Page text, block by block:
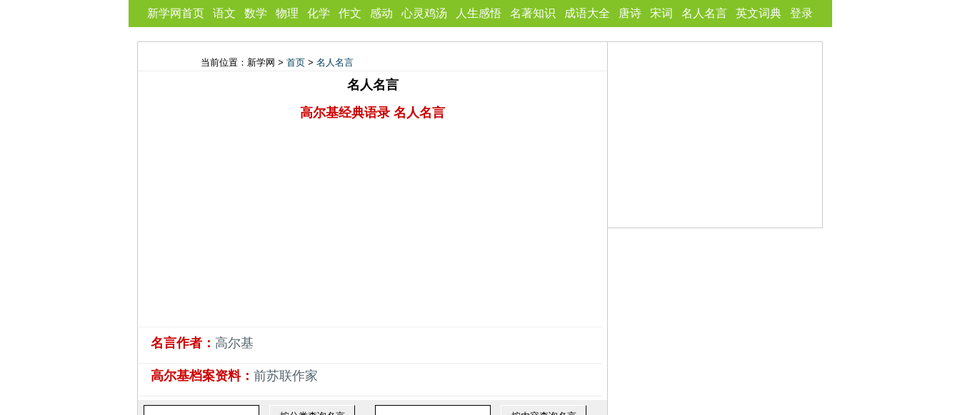
新学网首页 语文 数学 物理 化学 作文 感动 心灵鸡汤 人生感悟 名著知识 成语大全 唐诗 宋词 名人名言 英文词典 登录
当前位置：新学网 > 首页 > 名人名言
名人名言
高尔基经典语录 名人名言
名言作者： 高尔基
高尔基档案资料： 前苏联作家